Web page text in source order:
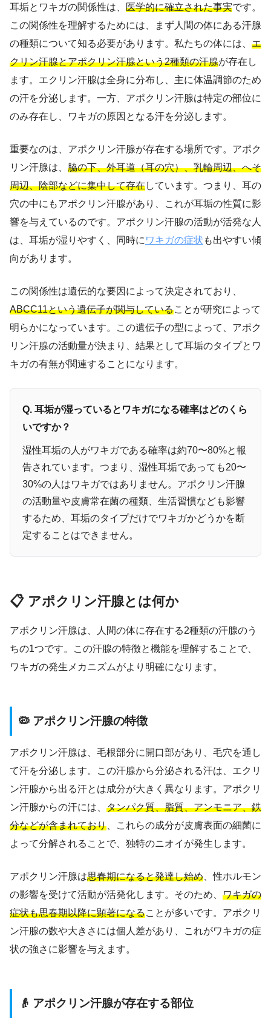
耳垢とワキガの関係性は、 医学的に確立された事実です。
この関係性を理解するためには、まず人間の体にある汗腺
の種類について知る必要があります。私たちの体には、 エ
クリン汗腺とアポクリン汗腺という2種類の汗腺が存在し
ます。エクリン汗腺は全身に分布し、主に体温調節のため
の汗を分泌します。一方、アポクリン汗腺は特定の部位に
のみ存在し、ワキガの原因となる汗を分泌します。
重要なのは、アポクリン汗腺が存在する場所です。アポク
リン汗腺は、 脇の下、外耳道（耳の穴）、乳輪周辺、へそ
周辺、陰部などに集中して存在しています。つまり、耳の
穴の中にもアポクリン汗腺があり、これが耳垢の性質に影
響を与えているのです。アポクリン汗腺の活動が活発な人
は、耳垢が湿りやすく、同時に ワキガの症状 も出やすい傾
向があります。
この関係性は遺伝的な要因によって決定されており、
ABCC11という遺伝子が関与していることが研究によって
明らかになっています。この遺伝子の型によって、アポク
リン汗腺の活動量が決まり、結果として耳垢のタイプとワ
キガの有無が関連することになります。
Q. 耳垢が湿っているとワキガになる確率はどのくら
いですか？
湿性耳垢の人がワキガである確率は約70〜80%と報
告されています。つまり、湿性耳垢であっても20〜
30%の人はワキガではありません。アポクリン汗腺
の活動量や皮膚常在菌の種類、生活習慣なども影響
するため、耳垢のタイプだけでワキガかどうかを断
定することはできません。
📋 アポクリン汗腺とは何か
アポクリン汗腺は、人間の体に存在する2種類の汗腺のう
ちの1つです。この汗腺の特徴と機能を理解することで、
ワキガの発生メカニズムがより明確になります。
🦠 アポクリン汗腺の特徴
アポクリン汗腺は、毛根部分に開口部があり、毛穴を通し
て汗を分泌します。この汗腺から分泌される汗は、エクリ
ン汗腺から出る汗とは成分が大きく異なります。アポクリ
ン汗腺からの汗には、 タンパク質、脂質、アンモニア、鉄
分などが含まれており 、これらの成分が皮膚表面の細菌に
よって分解されることで、独特のニオイが発生します。
アポクリン汗腺は思春期になると発達し始め 、性ホルモン
の影響を受けて活動が活発化します。そのため、 ワキガの
症状も思春期以降に顕著になることが多いです。アポクリ
ン汗腺の数や大きさには個人差があり、これがワキガの症
状の強さに影響を与えます。
👴 アポクリン汗腺が存在する部位